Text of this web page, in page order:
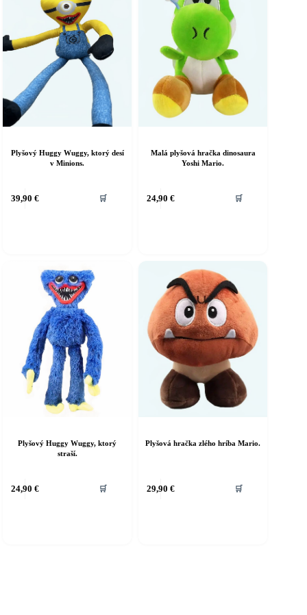
Plyšový Huggy Wuggy, ktorý desí
v Minions.
39,90 € 🛒
Malá plyšová hračka dinosaura
Yoshi Mario.
24,90 € 🛒
produkt
stránke
produktu.
Plyšový Huggy Wuggy, ktorý
straší.
24,90 € 🛒
Plyšová hračka zlého hríba Mario.
29,90 € 🛒